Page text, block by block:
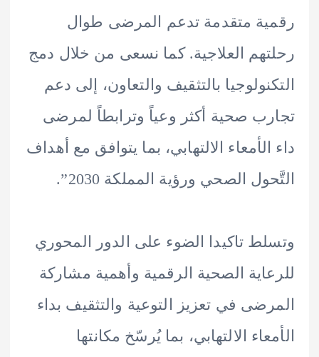
متقدمة تدعم المرضى طوال
العلاجية. كما نسعى من خلال دمج
بالتثقيف والتعاون، إلى دعم
صحية أكثر وعياً وترابطاً لمرضى
الالتهابي، بما يتوافق مع أهداف
الصحي ورؤية المملكة 2030”.
تاكيدا الضوء على الدور المحوري
الصحية الرقمية وأهمية مشاركة
في تعزيز التوعية والتثقيف بداء
الالتهابي، بما يُرسّخ مكانتها